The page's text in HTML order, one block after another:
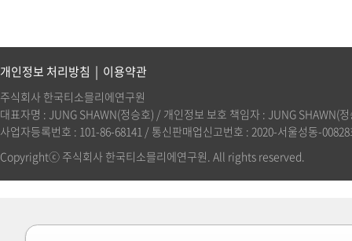
개인정보 처리방침 | 이용약관
주식회사 한국티소믈리에연구원
대표자명 : JUNG SHAWN(정승호) / 개인정보 보호 책임자 : JUNG
사업자등록번호 : 101-86-68141 / 통신판매업신고번호 : 2020-서울성동-
Copyrightⓒ 주식회사 한국티소믈리에연구원. All rights reserved.